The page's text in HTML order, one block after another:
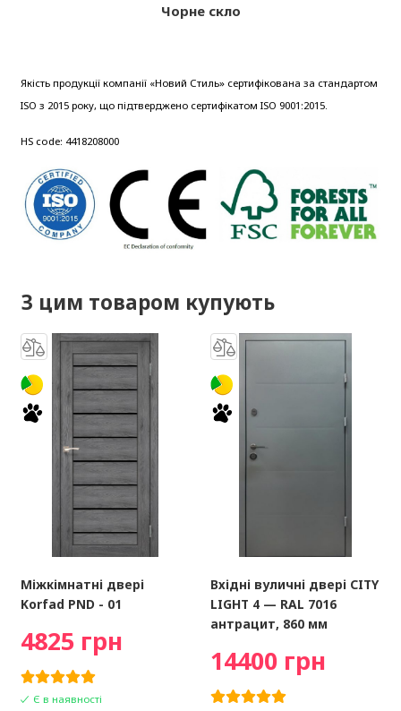
Чорне скло
Якість продукції компанії «Новий Стиль» сертифікована за стандартом
ISO з 2015 року, що підтверджено сертифікатом ISO 9001:2015.
HS code: 4418208000
З цим товаром купують
Міжкімнатні двері
Korfad PND - 01
4825 грн
Є в наявності
Вхідні вуличні двері CITY
LIGHT 4 — RAL 7016
антрацит, 860 мм
14400 грн